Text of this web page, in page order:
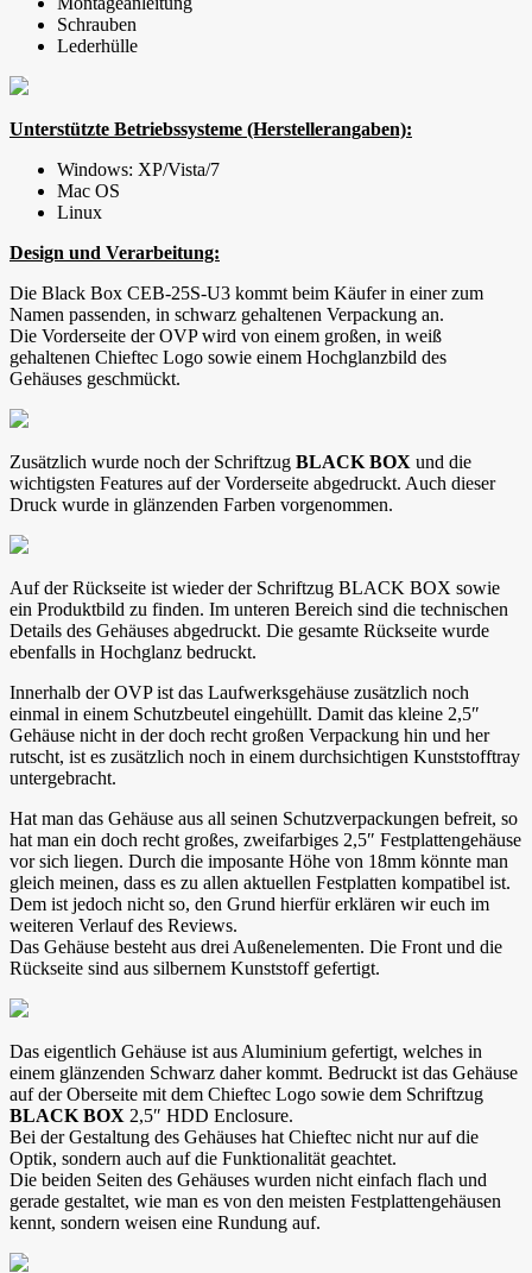
Schrauben
Lederhülle
Unterstützte Betriebssysteme (Herstellerangaben):
Windows: XP/Vista/7
Mac OS
Linux
Design und Verarbeitung:
Die Black Box CEB-25S-U3 kommt beim Käufer in einer zum
Namen passenden, in schwarz gehaltenen Verpackung an.
Die Vorderseite der OVP wird von einem großen, in weiß
gehaltenen Chieftec Logo sowie einem Hochglanzbild des
Gehäuses geschmückt.
Zusätzlich wurde noch der Schriftzug BLACK BOX und die
wichtigsten Features auf der Vorderseite abgedruckt. Auch dieser
Druck wurde in glänzenden Farben vorgenommen.
Auf der Rückseite ist wieder der Schriftzug BLACK BOX sowie
ein Produktbild zu finden. Im unteren Bereich sind die technischen
Details des Gehäuses abgedruckt. Die gesamte Rückseite wurde
ebenfalls in Hochglanz bedruckt.
Innerhalb der OVP ist das Laufwerksgehäuse zusätzlich noch
einmal in einem Schutzbeutel eingehüllt. Damit das kleine 2,5″
Gehäuse nicht in der doch recht großen Verpackung hin und her
rutscht, ist es zusätzlich noch in einem durchsichtigen Kunststofftray
untergebracht.
Hat man das Gehäuse aus all seinen Schutzverpackungen befreit, so
hat man ein doch recht großes, zweifarbiges 2,5″ Festplattengehäuse
vor sich liegen. Durch die imposante Höhe von 18mm könnte man
gleich meinen, dass es zu allen aktuellen Festplatten kompatibel ist.
Dem ist jedoch nicht so, den Grund hierfür erklären wir euch im
weiteren Verlauf des Reviews.
Das Gehäuse besteht aus drei Außenelementen. Die Front und die
Rückseite sind aus silbernem Kunststoff gefertigt.
Das eigentlich Gehäuse ist aus Aluminium gefertigt, welches in
einem glänzenden Schwarz daher kommt. Bedruckt ist das Gehäuse
auf der Oberseite mit dem Chieftec Logo sowie dem Schriftzug
BLACK BOX 2,5″ HDD Enclosure.
Bei der Gestaltung des Gehäuses hat Chieftec nicht nur auf die
Optik, sondern auch auf die Funktionalität geachtet.
Die beiden Seiten des Gehäuses wurden nicht einfach flach und
gerade gestaltet, wie man es von den meisten Festplattengehäusen
kennt, sondern weisen eine Rundung auf.